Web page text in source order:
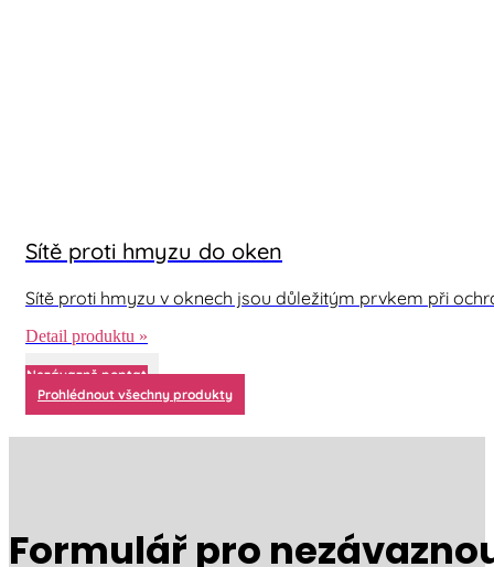
Sítě proti hmyzu do oken
Sítě proti hmyzu v oknech jsou důležitým prvkem při
Detail produktu »
Nezávazně poptat
Prohlédnout všechny produkty
Formulář pro